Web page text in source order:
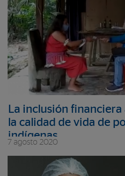
La inclusión
la calidad de vida de
indígenas
7 agosto 2020